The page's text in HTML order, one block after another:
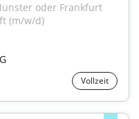
oder Frankfurt
(m/w/d)
Vollzeit